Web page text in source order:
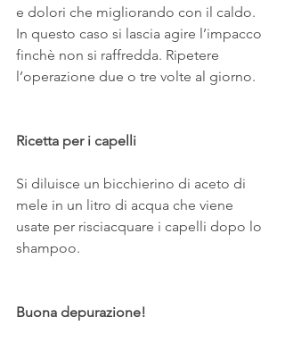
e dolori che migliorando con il caldo.
In questo caso si lascia agire l’impacco
finchè non si raffredda. Ripetere
l’operazione due o tre volte al giorno.
Ricetta per i capelli
Si diluisce un bicchierino di aceto di
mele in un litro di acqua che viene
usate per risciacquare i capelli dopo lo
shampoo.
Buona depurazione!